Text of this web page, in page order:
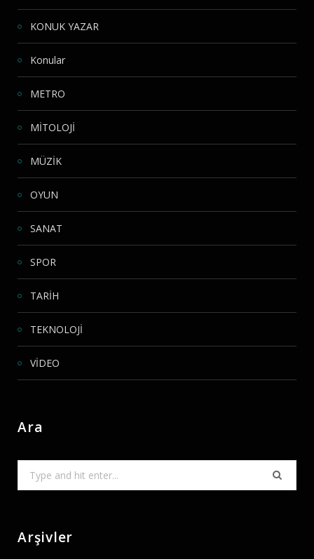
KONUK YAZAR
Konular
METRO
MİTOLOJİ
MÜZİK
OYUN
SANAT
SPOR
TARİH
TEKNOLOJİ
VİDEO
Ara
Arşivler